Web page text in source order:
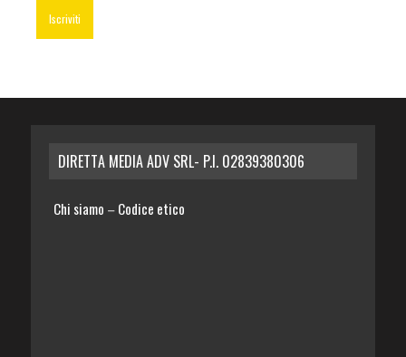
DIRETTA MEDIA ADV SRL- P.I. 02839380306
Chi siamo – Codice etico